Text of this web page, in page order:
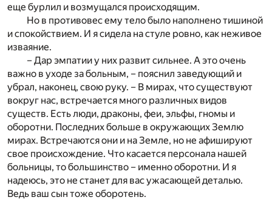
еще бурлил и возмущался происходящим.
Но в противовес ему тело было наполнено тишиной
и спокойствием. И я сидела на стуле ровно, как неживое
изваяние.
– Дар эмпатии у них развит сильнее. А это очень
важно в уходе за больным, – пояснил заведующий и
убрал, наконец, свою руку. – В мирах, что существуют
вокруг нас, встречается много различных видов
существ. Есть люди, драконы, феи, эльфы, гномы и
оборотни. Последних больше в окружающих Землю
мирах. Встречаются они и на Земле, но не афишируют
свое происхождение. Что касается персонала нашей
больницы, то большинство – именно оборотни. И я
надеюсь, это не станет для вас ужасающей деталью.
Ведь ваш сын тоже оборотень.